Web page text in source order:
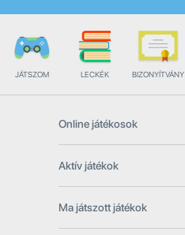
JÁTSZOM LECKÉK BIZONYÍTVÁNY
Online játékosok
Aktív játékok
Ma játszott játékok